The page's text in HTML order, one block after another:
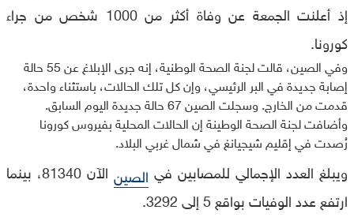
إذ أعلنت الجمعة عن وفاة أكثر من 1000 شخص من جراء
كورونا.
وفي الصين، قالت لجنة الصحة الوطنية، إنه جرى الإبلاغ عن 55 حالة
إصابة جديدة في البر الرئيسي، وإن كل تلك الحالات، باستثناء واحدة،
قدمت من الخارج. وسجلت الصين 67 حالة جديدة اليوم السابق.
وأضافت لجنة الصحة الوطينة إن الحالات المحلية بفيروس كورونا
رُصدت في إقليم شيجيانغ في شمال غربي البلاد.
ويبلغ العدد الإجمالي للمصابين في الصين
الآن 81340، بينما
ارتفع عدد الوفيات بواقع 5 إلى 3292.